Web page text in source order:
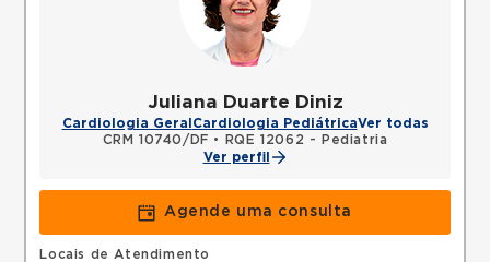
Juliana Duarte Diniz
Cardiologia Geral Cardiologia PediátricaVer todas
CRM 10740/DF •
RQE 12062 - Pediatria
Ver perfil
Agende uma consulta
Locais de Atendimento